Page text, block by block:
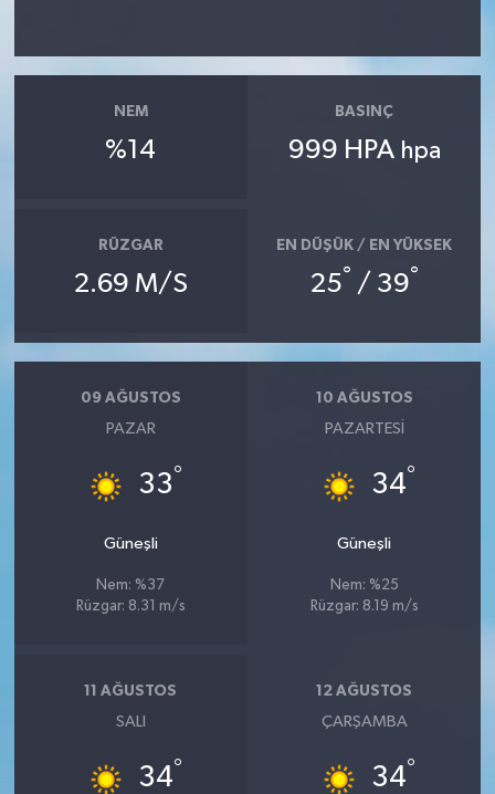
NEM
%14
BASINÇ
999 HPA hpa
RÜZGAR
2.69 M/S
EN DÜŞÜK / EN YÜKSEK
25° / 39°
09 AĞUSTOS
PAZAR
33°
Güneşli
Nem: %37
Rüzgar: 8.31 m/s
10 AĞUSTOS
PAZARTESI
34°
Güneşli
Nem: %25
Rüzgar: 8.19 m/s
11 AĞUSTOS
SALI
34°
12 AĞUSTOS
ÇARŞAMBA
34°